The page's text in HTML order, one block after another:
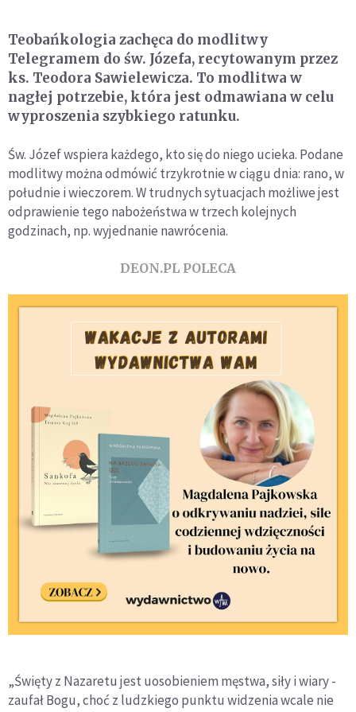
Teobańkologia zachęca do modlitwy
Telegramem do św. Józefa, recytowanym przez
ks. Teodora Sawielewicza. To modlitwa w
nagłej potrzebie, która jest odmawiana w celu
wyproszenia szybkiego ratunku.
Św. Józef wspiera każdego, kto się do niego ucieka. Podane
modlitwy można odmówić trzykrotnie w ciągu dnia: rano, w
południe i wieczorem. W trudnych sytuacjach możliwe jest
odprawienie tego nabożeństwa w trzech kolejnych
godzinach, np. wyjednanie nawrócenia.
DEON.PL POLECA
„Święty z Nazaretu jest uosobieniem męstwa, siły i wiary -
zaufał Bogu, choć z ludzkiego punktu widzenia wcale nie